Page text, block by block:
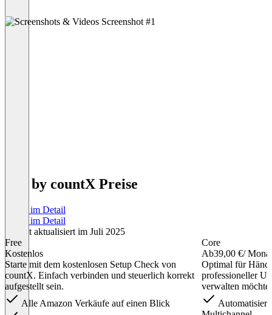
Tax by countX Preise
Preise im Detail
Preise im Detail
Zuletzt aktualisiert im Juli 2025
Free
Kostenlos
Starte mit dem kostenlosen Setup Check von
countX. Einfach verbinden und steuerlich korrekt
aufgestellt sein.
Alle Amazon Verkäufe auf einen Blick
Core
Ab39,00 €/ Monat
Optimal für
professioneller
verwalten